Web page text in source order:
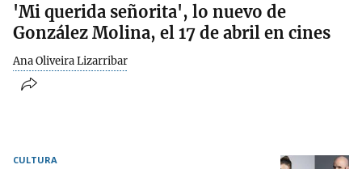
'Mi querida señorita', lo nuevo de
González Molina, el 17 de abril en cines
Ana Oliveira Lizarribar
CULTURA